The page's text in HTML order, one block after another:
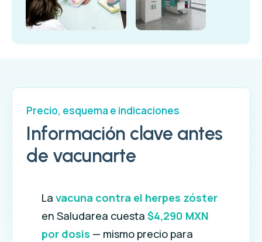
Precio, esquema e indicaciones
Información clave antes
de vacunarte
La vacuna contra el herpes zóster
en Saludarea cuesta $4,290 MXN
por dosis — mismo precio para